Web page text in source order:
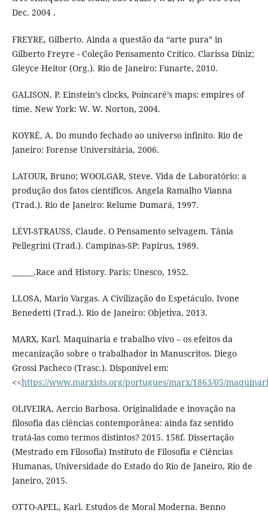
Dec. 2004 .
FREYRE, Gilberto. Ainda a questão da “arte pura” in
Gilberto Freyre - Coleção Pensamento Crítico. Clarissa Diniz;
Gleyce Heitor (Org.). Rio de Janeiro: Funarte, 2010.
GALISON, P. Einstein’s clocks, Poincaré’s maps: empires of
time. New York: W. W. Norton, 2004.
KOYRÉ, A. Do mundo fechado ao universo infinito. Rio de
Janeiro: Forense Universitária, 2006.
LATOUR, Bruno; WOOLGAR, Steve. Vida de Laboratório: a
produção dos fatos científicos. Angela Ramalho Vianna
(Trad.). Rio de Janeiro: Relume Dumará, 1997.
LÉVI-STRAUSS, Claude. O Pensamento selvagem. Tânia
Pellegrini (Trad.). Campinas-SP: Papirus, 1989.
______.Race and History. Paris: Unesco, 1952.
LLOSA, Mario Vargas. A Civilização do Espetáculo. Ivone
Benedetti (Trad.). Rio de Janeiro: Objetiva, 2013.
MARX, Karl. Maquinaria e trabalho vivo – os efeitos da
mecanização sobre o trabalhador in Manuscritos. Diego
Grossi Pacheco (Trasc.). Disponível em:
<<https://www.marxists.org/portugues/marx/1863/05/
OLIVEIRA, Aercio Barbosa. Originalidade e inovação na
filosofia das ciências contemporânea: ainda faz sentido
tratá-las como termos distintos? 2015. 158f. Dissertação
(Mestrado em Filosofia) Instituto de Filosofia e Ciências
Humanas, Universidade do Estado do Rio de Janeiro, Rio de
Janeiro, 2015.
OTTO-APEL, Karl. Estudos de Moral Moderna. Benno